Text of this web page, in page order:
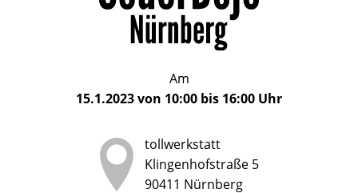
Kinder
und
Jugendliche
Alter
bis
17
Am
15.1.2023von 10:00 bis 16:00 Uhr
tollwerkstatt
Klingenhofstraße 5
90411 Nürnberg